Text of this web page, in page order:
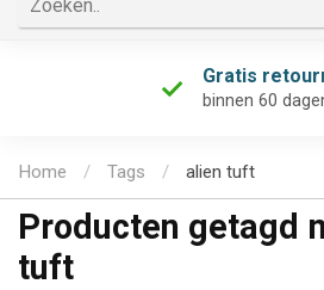
Gratis
binnen 60
Home / Tags / alien tuft
Producten getagd
tuft